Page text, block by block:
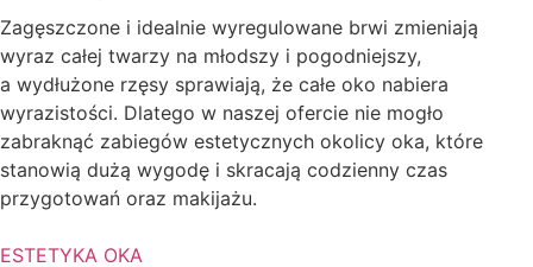
Zagęszczone i idealnie wyregulowane brwi zmieniają
wyraz całej twarzy na młodszy i pogodniejszy,
a wydłużone rzęsy sprawiają, że całe oko nabiera
wyrazistości. Dlatego w naszej ofercie nie mogło
zabraknąć zabiegów estetycznych okolicy oka, które
stanowią dużą wygodę i skracają codzienny czas
przygotowań oraz makijażu.
ESTETYKA OKA